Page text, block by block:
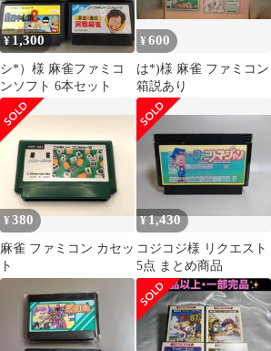
¥ 1,300
シ*）様 麻雀ファミコ
ンソフト 6本セット
¥600
は*)様 麻雀 ファミコン
箱説あり
¥380
麻雀 ファミコン カセッ
ト
¥1,430
コジコジ様 リクエスト
5点 まとめ商品